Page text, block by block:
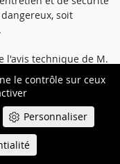
le contrôle sur ceux
Personnaliser
soit
l'avis technique de M.
aux motifs que
ou en
Bureau des
le BRGM)
qu'il s'est rendu
et s’est basé sur